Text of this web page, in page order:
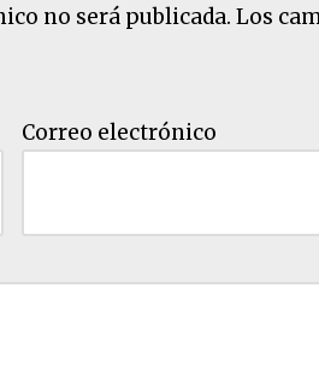
no será publicada. Los
Correo electrónico